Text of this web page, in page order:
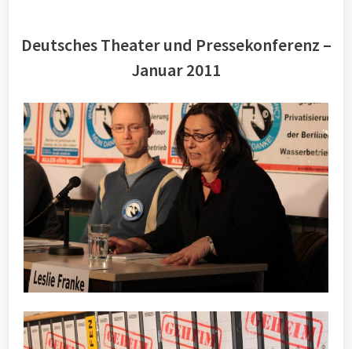
Deutsches Theater und Pressekonferenz –
Januar 2011